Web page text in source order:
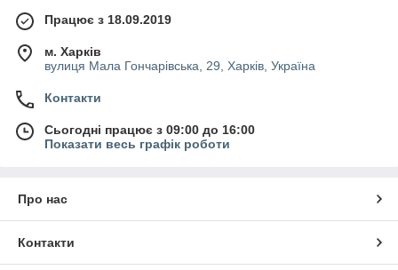
Працює з 18.09.2019
м. Харків
вулиця Мала Гончарівська, 29, Харків, Україна
Контакти
Сьогодні працює з 09:00 до 16:00
Показати весь графік роботи
Про нас
Контакти